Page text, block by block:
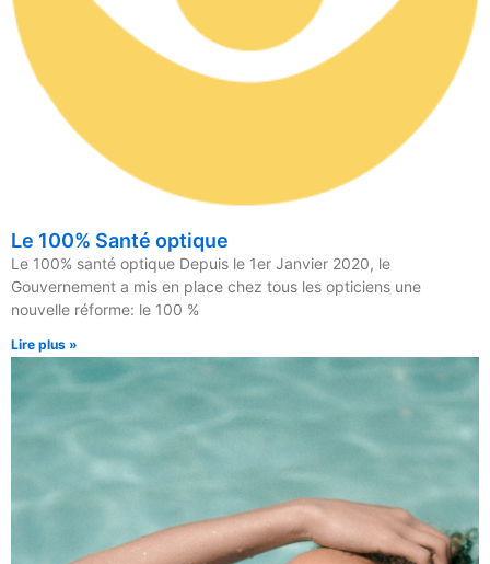
Le 100% Santé optique
Le 100% santé optique Depuis le 1er Janvier 2020, le
Gouvernement a mis en place chez tous les opticiens une
nouvelle réforme: le 100 %
Lire plus »